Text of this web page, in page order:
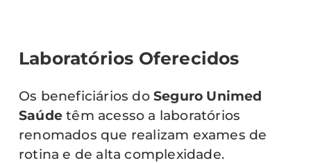
Laboratórios Oferecidos
Os beneficiários do Seguro Unimed
Saúde têm acesso a laboratórios
renomados que realizam exames de
rotina e de alta complexidade.